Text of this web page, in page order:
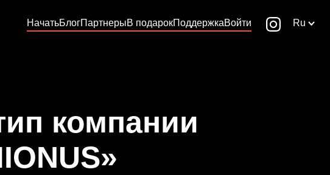
НачатьБлогПартнерыВ подарокПоддержкаВойти Ru
компании